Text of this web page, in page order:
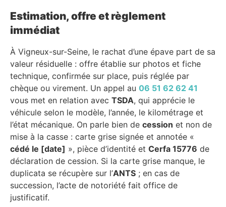
Estimation, offre et règlement
immédiat
À Vigneux-sur-Seine, le rachat d’une épave part de sa
valeur résiduelle : offre établie sur photos et fiche
technique, confirmée sur place, puis réglée par
chèque ou virement. Un appel au 06 51 62 62 41
vous met en relation avec TSDA, qui apprécie le
véhicule selon le modèle, l’année, le kilométrage et
l’état mécanique. On parle bien de cession et non de
mise à la casse : carte grise signée et annotée «
cédé le [date] », pièce d’identité et Cerfa 15776 de
déclaration de cession. Si la carte grise manque, le
duplicata se récupère sur l’ANTS ; en cas de
succession, l’acte de notoriété fait office de
justificatif.